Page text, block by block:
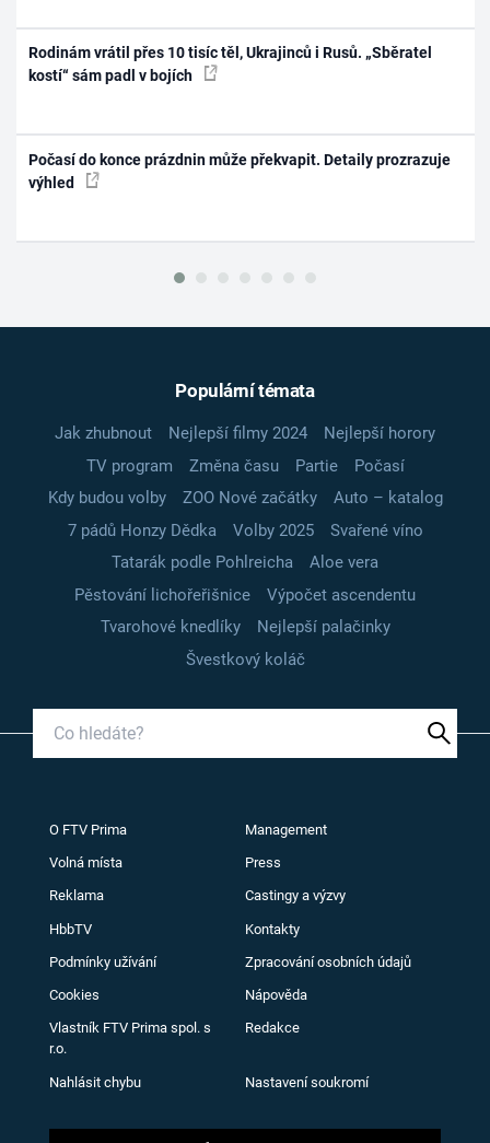
Rodinám vrátil přes 10 tisíc těl, Ukrajinců i Rusů. „Sběratel
kostí“ sám padl v bojích
Počasí do konce prázdnin může překvapit. Detaily prozrazuje
výhled
Populární témata
Jak zhubnout Nejlepší filmy 2024
Nejlepší horory
TV program
Změna času Partie
Počasí
Kdy budou volby
ZOO Nové začátky
Auto – katalog
7 pádů Honzy Dědka
Volby 2025
Svařené víno
Tatarák podle Pohlreicha
Aloe vera
Pěstování lichořeřišnice
Výpočet ascendentu
Tvarohové knedlíky
Nejlepší palačinky
Švestkový koláč
O FTV Prima Management
Volná místa Press
Reklama Castingy a výzvy
HbbTV Kontakty
Podmínky užívání Zpracování osobních údajů
Cookies Nápověda
Vlastník FTV Prima spol. s
r.o.
Redakce
Nahlásit chybu Nastavení soukromí